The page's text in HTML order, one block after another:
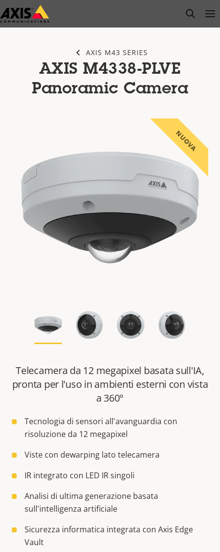
Salta
al
open
AXIS M43 SERIES
AXIS M4338-PLVE
Panoramic Camera
NUOVA
Telecamera da 12 megapixel basata sull'IA,
pronta per l'uso in ambienti esterni con vista
a 360°
Tecnologia di sensori all'avanguardia con
risoluzione da 12 megapixel
Viste con dewarping lato telecamera
IR integrato con LED IR singoli
Analisi di ultima generazione basata
sull'intelligenza artificiale
Sicurezza informatica integrata con Axis Edge
Vault